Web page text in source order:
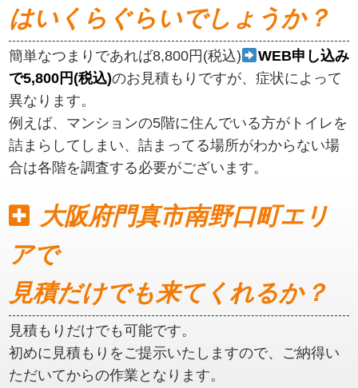
はいくらぐらいでしょうか？
簡単なつまりであれば8,800円(税込)
WEB申し込み
で5,800円(税込)のお見積もりですが、症状によって
異なります。
例えば、マンションの5階に住んでいる方がトイレを
詰まらしてしまい、詰まってる場所がわからない場
合は各階を調査する必要がございます。
大阪府門真市南野口町エリ
アで
見積だけでも来てくれるか？
見積もりだけでも可能です。
初めに見積もりをご提示いたしますので、ご納得い
ただいてからの作業となります。